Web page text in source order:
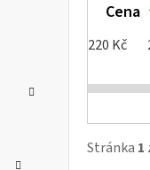
Stránka 1
Cena
220 Kč
u
k
t
ů